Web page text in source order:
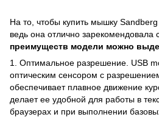
На то, чтобы купить мышку Sandberg
ведь она отлично зарекомендовала
преимуществ модели можно
1. Оптимальное разрешение. USB
оптическим сенсором с
обеспечивает плавное движение
делает ее удобной для работы в
браузерах и при выполнении